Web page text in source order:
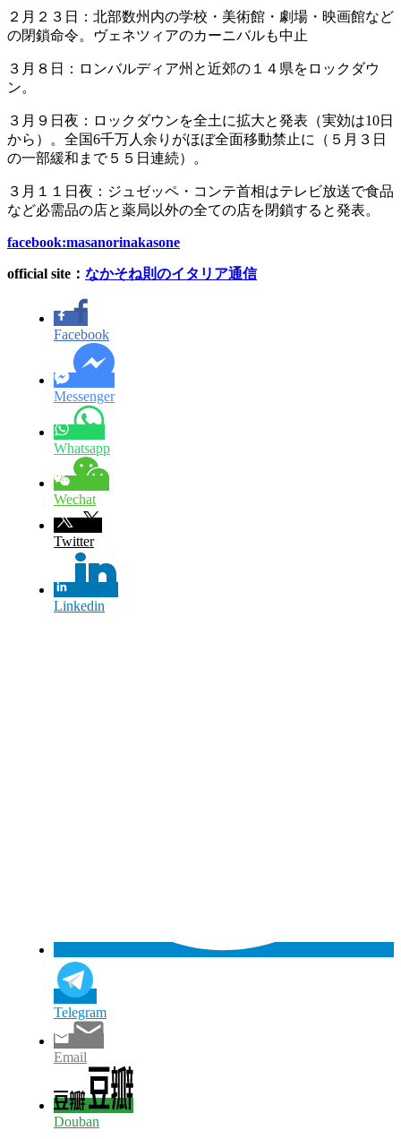
２月２３日：北部数州内の学校・美術館・劇場・映画館など
の閉鎖命令。ヴェネツィアのカーニバルも中止
３月８日：ロンバルディア州と近郊の１４県をロックダウ
ン。
３月９日夜：ロックダウンを全土に拡大と発表（実効は10日
から）。全国6千万人余りがほぼ全面移動禁止に（５月３日
の一部緩和まで５５日連続）。
３月１１日夜：ジュゼッペ・コンテ首相はテレビ放送で食品
など必需品の店と薬局以外の全ての店を閉鎖すると発表。
facebook:masanorinakasone
official site ： なかそね則のイタリア通信
Facebook
Messenger
Whatsapp
Wechat
Twitter
Linkedin
Telegram
Email
Douban